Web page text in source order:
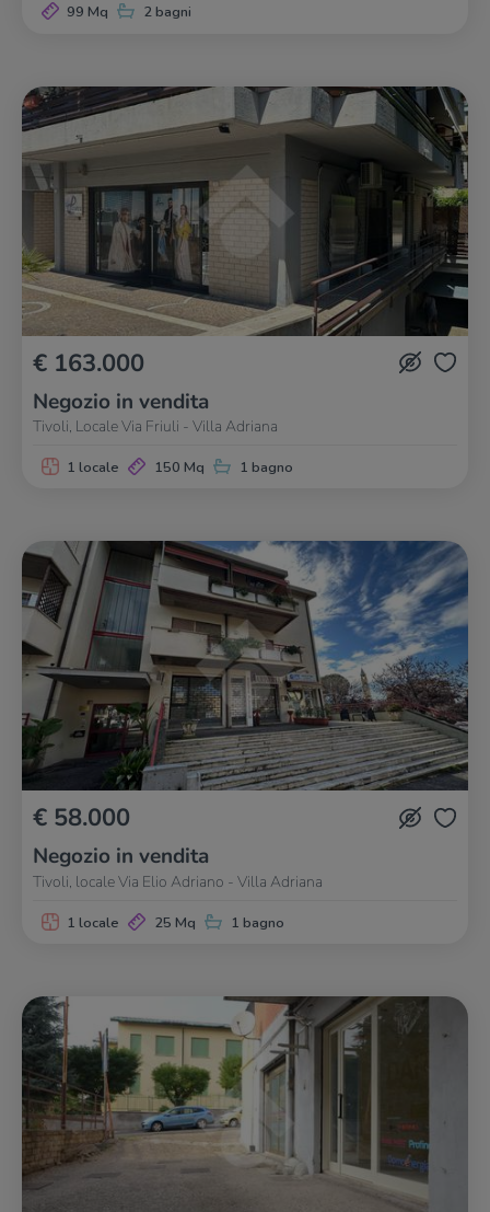
99 Mq 2 bagni
€ 163.000
Negozio in vendita
Tivoli, Locale Via Friuli - Villa Adriana
1 locale 150 Mq 1 bagno
€ 58.000
Negozio in vendita
Tivoli, locale Via Elio Adriano - Villa Adriana
1 locale 25 Mq 1 bagno